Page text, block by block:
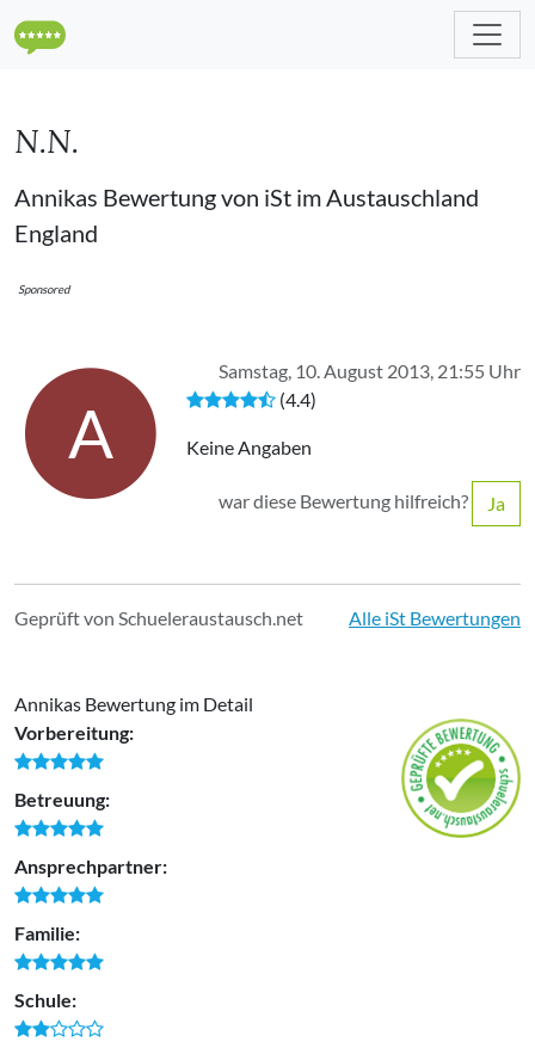
N.N.
Annikas Bewertung von iSt im Austauschland
England
Sponsored
A
Samstag, 10. August 2013, 21:55 Uhr
(4.4)
Keine Angaben
war diese Bewertung hilfreich? Ja
Geprüft von Schueleraustausch.net Alle iSt Bewertungen
Annikas Bewertung im Detail
Vorbereitung:
Betreuung:
Ansprechpartner:
Familie:
Schule: